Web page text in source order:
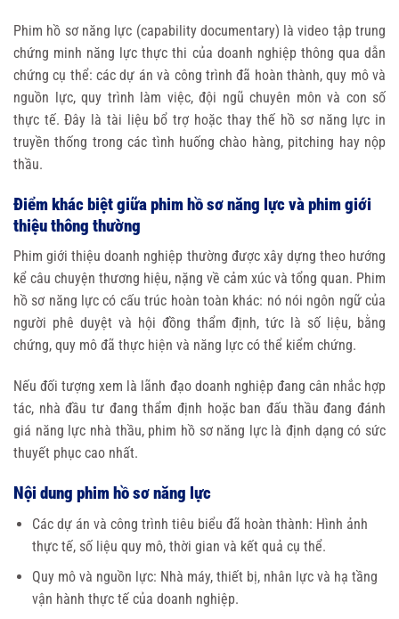
Phim hồ sơ năng lực (capability documentary) là video tập trung
chứng minh năng lực thực thi của doanh nghiệp thông qua dẫn
chứng cụ thể: các dự án và công trình đã hoàn thành, quy mô và
nguồn lực, quy trình làm việc, đội ngũ chuyên môn và con số
thực tế. Đây là tài liệu bổ trợ hoặc thay thế hồ sơ năng lực in
truyền thống trong các tình huống chào hàng, pitching hay nộp
thầu.
Điểm khác biệt giữa phim hồ sơ năng lực và phim giới
thiệu thông thường
Phim giới thiệu doanh nghiệp thường được xây dựng theo hướng
kể câu chuyện thương hiệu, nặng về cảm xúc và tổng quan. Phim
hồ sơ năng lực có cấu trúc hoàn toàn khác: nó nói ngôn ngữ của
người phê duyệt và hội đồng thẩm định, tức là số liệu, bằng
chứng, quy mô đã thực hiện và năng lực có thể kiểm chứng.
Nếu đối tượng xem là lãnh đạo doanh nghiệp đang cân nhắc hợp
tác, nhà đầu tư đang thẩm định hoặc ban đấu thầu đang đánh
giá năng lực nhà thầu, phim hồ sơ năng lực là định dạng có sức
thuyết phục cao nhất.
Nội dung phim hồ sơ năng lực
Các dự án và công trình tiêu biểu đã hoàn thành: Hình ảnh
thực tế, số liệu quy mô, thời gian và kết quả cụ thể.
Quy mô và nguồn lực: Nhà máy, thiết bị, nhân lực và hạ tầng
vận hành thực tế của doanh nghiệp.